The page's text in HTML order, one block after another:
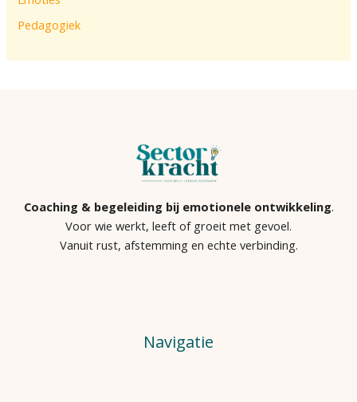
Pedagogiek
Coaching & begeleiding bij emotionele ontwikkeling.
Voor wie werkt, leeft of groeit met gevoel.
Vanuit rust, afstemming en echte verbinding.
Navigatie